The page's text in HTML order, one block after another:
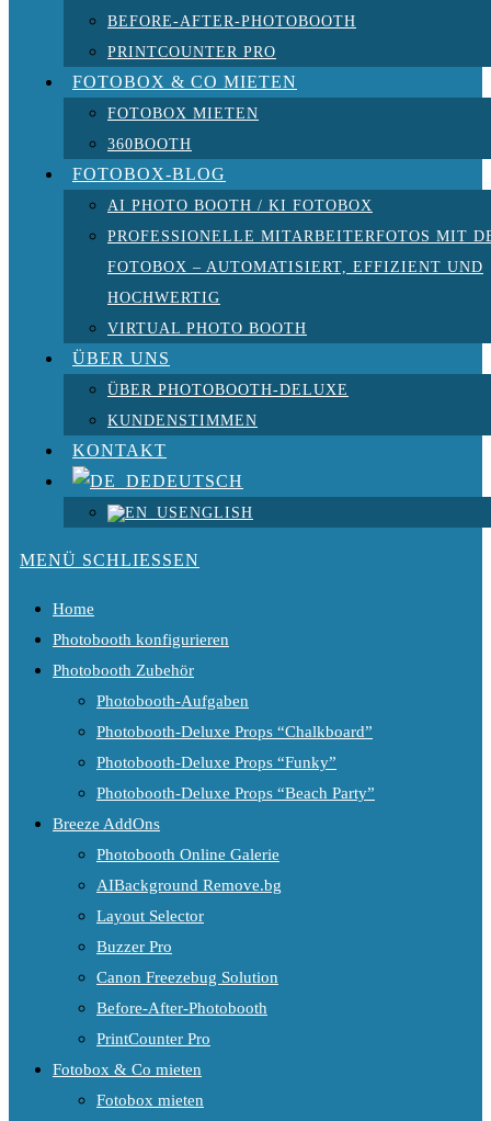
BEFORE-AFTER-PHOTOBOOTH
PRINTCOUNTER PRO
FOTOBOX & CO MIETEN
FOTOBOX MIETEN
360BOOTH
FOTOBOX-BLOG
AI PHOTO BOOTH / KI FOTOBOX
PROFESSIONELLE MITARBEITERFOTOS MIT
FOTOBOX – AUTOMATISIERT, EFFIZIENT UND
HOCHWERTIG
VIRTUAL PHOTO BOOTH
ÜBER UNS
ÜBER PHOTOBOOTH-DELUXE
KUNDENSTIMMEN
KONTAKT
DEUTSCH
ENGLISH
MENÜ SCHLIESSEN
Home
Photobooth konfigurieren
Photobooth Zubehör
Photobooth-Aufgaben
Photobooth-Deluxe Props “Chalkboard”
Photobooth-Deluxe Props “Funky”
Photobooth-Deluxe Props “Beach Party”
Breeze AddOns
Photobooth Online Galerie
AIBackground Remove.bg
Layout Selector
Buzzer Pro
Canon Freezebug Solution
Before-After-Photobooth
PrintCounter Pro
Fotobox & Co mieten
Fotobox mieten